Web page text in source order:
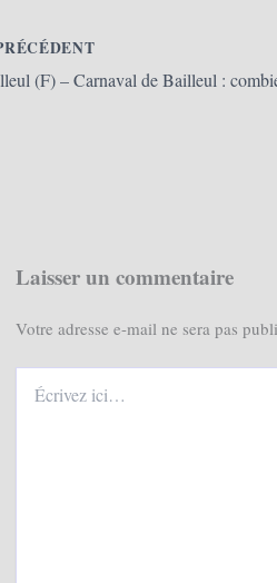
Laisser un commentaire
Votre adresse e-mail ne sera pas
ici…